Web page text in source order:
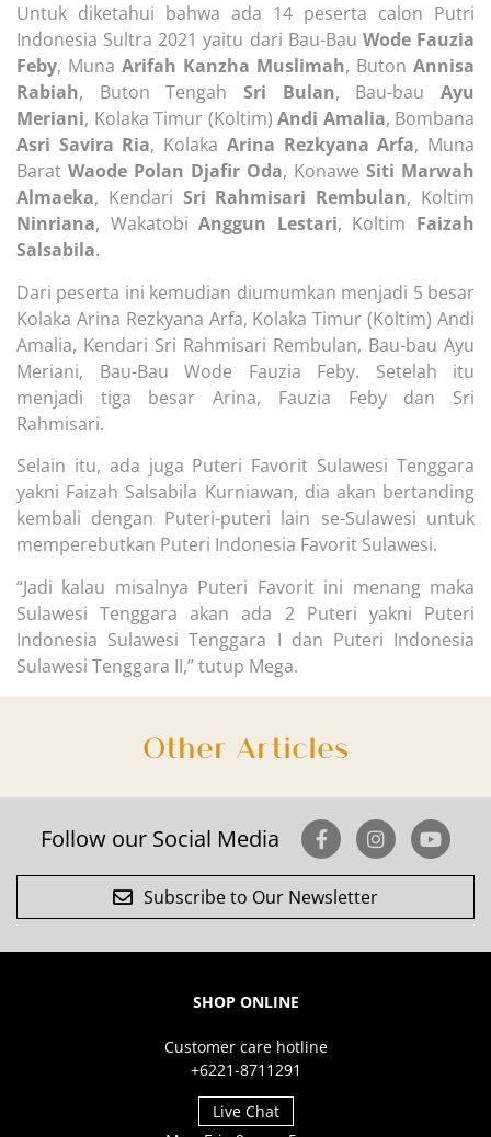
Untuk diketahui bahwa ada 14 peserta calon Putri
Indonesia Sultra 2021 yaitu dari Bau-Bau Wode Fauzia
Feby, Muna Arifah Kanzha Muslimah, Buton Annisa
Rabiah, Buton Tengah Sri Bulan, Bau-bauAyu
Meriani, Kolaka Timur (Koltim) Andi Amalia, Bombana
Asri Savira Ria, Kolaka Arina Rezkyana Arfa, Muna
Barat Waode Polan Djafir Oda, Konawe Siti Marwah
Almaeka, Kendari Sri Rahmisari Rembulan, Koltim
Ninriana, WakatobiAnggun Lestari, Koltim Faizah
Salsabila.
Dari peserta ini kemudian diumumkan menjadi 5 besar
Kolaka Arina Rezkyana Arfa, Kolaka Timur (Koltim) Andi
Amalia, Kendari Sri Rahmisari Rembulan, Bau-bau Ayu
Meriani, Bau-Bau Wode Fauzia Feby. Setelah itu
menjadi tiga besar Arina, Fauzia Feby dan Sri
Rahmisari.
Selain itu, ada juga Puteri Favorit Sulawesi Tenggara
yakni Faizah Salsabila Kurniawan, dia akan bertanding
kembali dengan Puteri-puteri lain se-Sulawesi untuk
memperebutkan Puteri Indonesia Favorit Sulawesi.
“Jadi kalau misalnya Puteri Favorit ini menang maka
Sulawesi Tenggara akan ada 2 Puteri yakni Puteri
Indonesia Sulawesi Tenggara I dan Puteri Indonesia
Sulawesi Tenggara II,” tutup Mega.
Other Articles
Follow our Social Media
Subscribe to Our Newsletter
SHOP ONLINE
Customer care hotline
+6221-8711291
Live Chat